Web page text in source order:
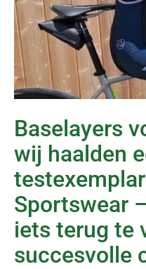
Baselayers
wij haalden
Sportswear
iets terug te
succesvolle